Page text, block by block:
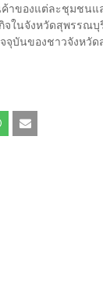
าของแต่ละชุมชนแ
ในจังหวัดสุพรรณบุ
จุบันของชาวจังหวั